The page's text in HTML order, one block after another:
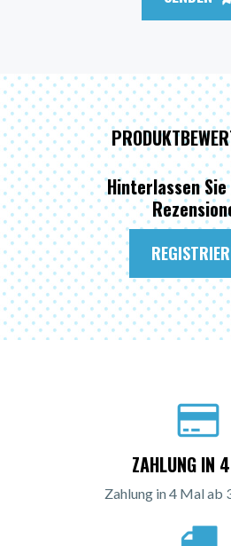
Hinterlassen
ZAHLUNG IN
Zahlung in 4 Mal ab